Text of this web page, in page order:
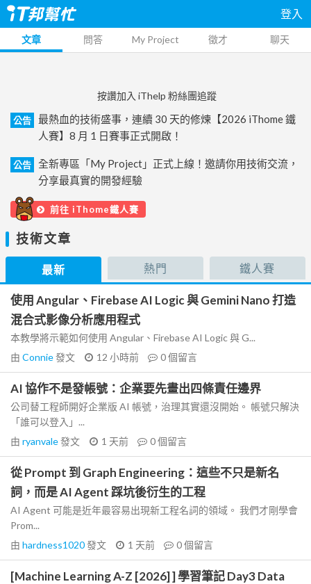
登入
文章 問答 My Project 徵才 聊天
按讚加入 iThelp 粉絲團追蹤
公告
最熱血的技術盛事，連續 30 天的修煉【2026 iThome 鐵
人賽】8 月 1 日賽事正式開啟！
公告
全新專區「My Project」正式上線！邀請你用技術交流，
分享最真實的開發經驗
前往 iThome鐵人賽
技術文章
最新 熱門 鐵人賽
使用 Angular、Firebase AI Logic 與 Gemini Nano 打造
混合式影像分析應用程式
本教學將示範如何使用 Angular、Firebase AI Logic 與 G...
由 Connie發文 12 小時前 0個留言
AI 協作不是發帳號：企業要先畫出四條責任邊界
公司替工程師開好企業版 AI 帳號，治理其實還沒開始。 帳號只解決
「誰可以登入」...
由 ryanvale發文 1 天前 0個留言
從 Prompt 到 Graph Engineering：這些不只是新名
詞，而是 AI Agent 踩坑後衍生的工程
AI Agent 可能是近年最容易出現新工程名詞的領域。 我們才剛學會
Prom...
由 hardness1020發文 1 天前 0個留言
[Machine Learning A-Z [2026] ] 學習筆記 Day3 Data